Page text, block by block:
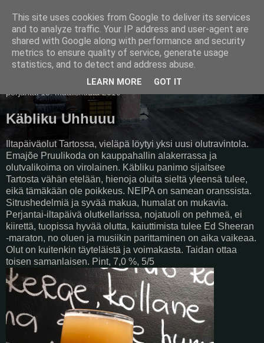
Pullollinen
perjantai 15. maaliskuuta 2019
Käbliku Uhhuuu
Iltapäiväolut Tartossa, vieläpä löytyi yksi uusi olutravintola.
Emajõe Pruulikoda on kauppahallin alakerrassa ja
olutvalikoima on virolainen. Käbliku panimo sijaitsee
Tartosta vähän etelään, hienoja oluita sieltä yleensä tulee,
eikä tämäkään ole poikkeus. NEIPA on samean oranssista.
Sitrushedelmiä ja syvää makua, humalat on mukavia.
Perjantai-iltapäivä olutkellarissa, nojatuoli on pehmeä, ei
kiirettä, tuopissa hyvää olutta, kaiuttimista tulee Ed Sheeran
-maraton, no oluen ja musiikin parittaminen on aika vaikeaa.
Olut on kuitenkin täyteläistä ja voimakasta. Taidan ottaa
toisen samanlaisen. Pint, 7,0 %, 5/5
This site uses cookies from Google to deliver its services
and to analyze traffic. Your IP address and user-agent are
shared with Google along with performance and security
metrics to ensure quality of service, generate usage
statistics, and to detect and address abuse.
LEARN MORE GOT IT